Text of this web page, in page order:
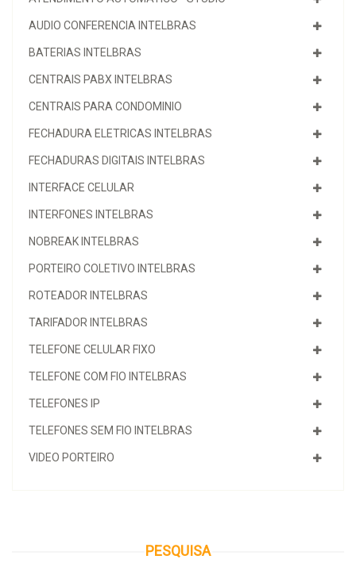
AUDIO CONFERENCIA INTELBRAS
BATERIAS INTELBRAS
CENTRAIS PABX INTELBRAS
CENTRAIS PARA CONDOMINIO
FECHADURA ELETRICAS INTELBRAS
FECHADURAS DIGITAIS INTELBRAS
INTERFACE CELULAR
INTERFONES INTELBRAS
NOBREAK INTELBRAS
PORTEIRO COLETIVO INTELBRAS
ROTEADOR INTELBRAS
TARIFADOR INTELBRAS
TELEFONE CELULAR FIXO
TELEFONE COM FIO INTELBRAS
TELEFONES IP
TELEFONES SEM FIO INTELBRAS
VIDEO PORTEIRO
PESQUISA